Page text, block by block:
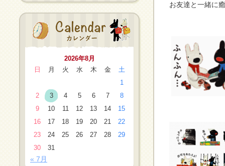
2026年8月
日
月 火 水 木 金
土
1
2
3 4 5 6 7
8
9
10 11 12 13 14
15
16
17 18 19 20 21
22
23
24 25 26 27 28
29
30
31
« 7月
お友達と一緒に